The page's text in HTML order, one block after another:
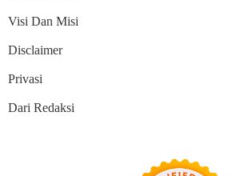
Visi Dan Misi
Disclaimer
Privasi
Dari Redaksi